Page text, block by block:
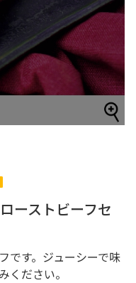
ーストビーフセ
です。ジューシーで味
ください。